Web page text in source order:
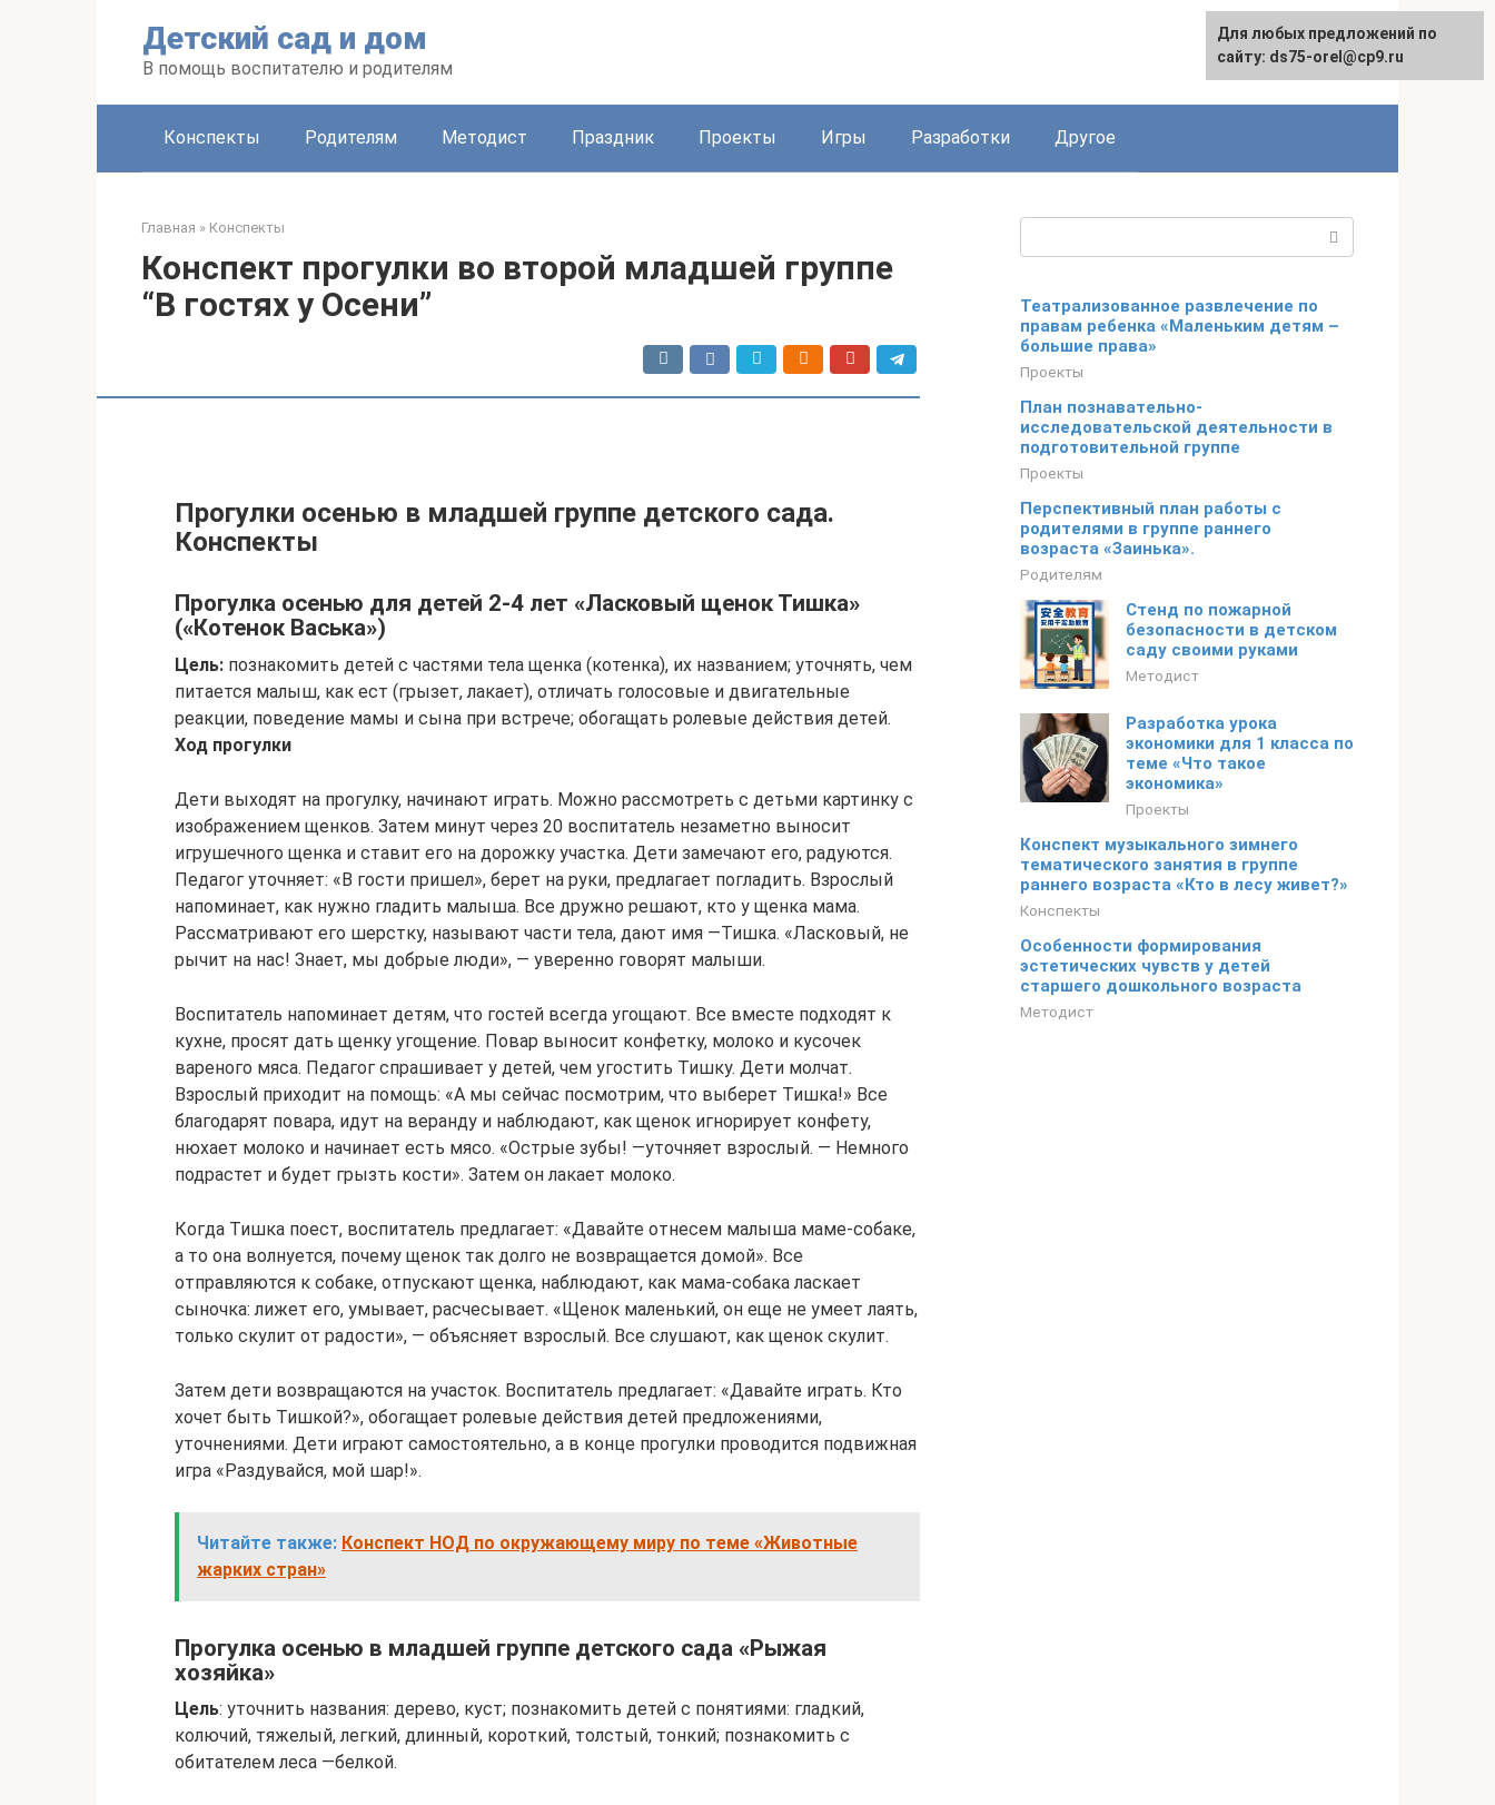
Детский сад и дом
В помощь воспитателю и родителям
Конспекты Родителям Методист Праздник Проекты Игры Разработки Другое
Главная » Конспекты
Конспект прогулки во второй младшей группе
“В гостях у Осени”
Прогулки осенью в младшей группе детского сада.
Конспекты
Прогулка осенью для детей 2-4 лет «Ласковый щенок Тишка»
(«Котенок Васька»)
Цель: познакомить детей с частями тела щенка (котенка), их названием; уточнять, чем
питается малыш, как ест (грызет, лакает), отличать голосовые и двигательные
реакции, поведение мамы и сына при встрече; обогащать ролевые действия детей.
Ход прогулки
Дети выходят на прогулку, начинают играть. Можно рассмотреть с детьми картинку с
изображением щенков. Затем минут через 20 воспитатель незаметно выносит
игрушечного щенка и ставит его на дорожку участка. Дети замечают его, радуются.
Педагог уточняет: «В гости пришел», берет на руки, предлагает погладить. Взрослый
напоминает, как нужно гладить малыша. Все дружно решают, кто у щенка мама.
Рассматривают его шерстку, называют части тела, дают имя —Тишка. «Ласковый, не
рычит на нас! Знает, мы добрые люди», — уверенно говорят малыши.
Воспитатель напоминает детям, что гостей всегда угощают. Все вместе подходят к
кухне, просят дать щенку угощение. Повар выносит конфетку, молоко и кусочек
вареного мяса. Педагог спрашивает у детей, чем угостить Тишку. Дети молчат.
Взрослый приходит на помощь: «А мы сейчас посмотрим, что выберет Тишка!» Все
благодарят повара, идут на веранду и наблюдают, как щенок игнорирует конфету,
нюхает молоко и начинает есть мясо. «Острые зубы! —уточняет взрослый. — Немного
подрастет и будет грызть кости». Затем он лакает молоко.
Когда Тишка поест, воспитатель предлагает: «Давайте отнесем малыша маме-собаке,
а то она волнуется, почему щенок так долго не возвращается домой». Все
отправляются к собаке, отпускают щенка, наблюдают, как мама-собака ласкает
сыночка: лижет его, умывает, расчесывает. «Щенок маленький, он еще не умеет лаять,
только скулит от радости», — объясняет взрослый. Все слушают, как щенок скулит.
Затем дети возвращаются на участок. Воспитатель предлагает: «Давайте играть. Кто
хочет быть Тишкой?», обогащает ролевые действия детей предложениями,
уточнениями. Дети играют самостоятельно, а в конце прогулки проводится подвижная
игра «Раздувайся, мой шар!».
Читайте также: Конспект НОД по окружающему миру по теме «Животные
жарких стран»
Прогулка осенью в младшей группе детского сада «Рыжая
хозяйка»
Цель: уточнить названия: дерево, куст; познакомить детей с понятиями: гладкий,
колючий, тяжелый, легкий, длинный, короткий, толстый, тонкий; познакомить с
обитателем леса —белкой.
Театрализованное развлечение по
правам ребенка «Маленьким детям –
большие права»
Проекты
План познавательно-
исследовательской деятельности в
подготовительной группе
Проекты
Перспективный план работы с
родителями в группе раннего
возраста «Заинька».
Родителям
Стенд по пожарной
безопасности в детском
саду своими руками
Методист
Разработка урока
экономики для 1 класса по
теме «Что такое
экономика»
Проекты
Конспект музыкального зимнего
тематического занятия в группе
раннего возраста «Кто в лесу живет?»
Конспекты
Особенности формирования
эстетических чувств у детей
старшего дошкольного возраста
Методист
Для любых предложений по
сайту: ds75-orel@cp9.ru